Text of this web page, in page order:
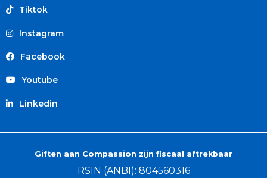
Tiktok
Instagram
Facebook
Youtube
Linkedin
Giften aan Compassion zijn fiscaal aftrekbaar
RSIN (ANBI): 804560316